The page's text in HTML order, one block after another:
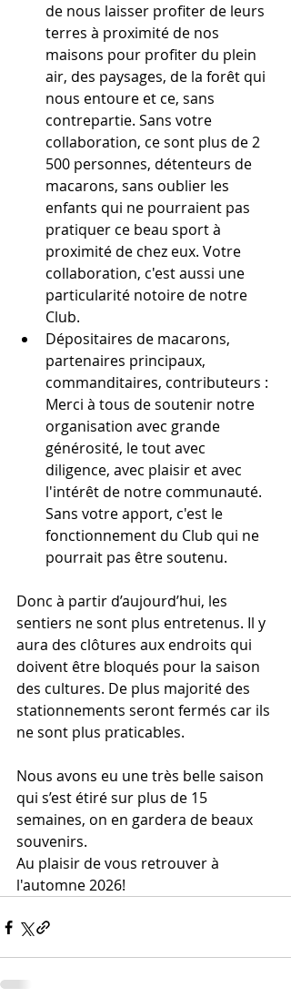
de nous laisser profiter de leurs
terres à proximité de nos
maisons pour profiter du plein
air, des paysages, de la forêt qui
nous entoure et ce, sans
contrepartie. Sans votre
collaboration, ce sont plus de 2
500 personnes, détenteurs de
macarons, sans oublier les
enfants qui ne pourraient pas
pratiquer ce beau sport à
proximité de chez eux. Votre
collaboration, c'est aussi une
particularité notoire de notre
Club.
Dépositaires de macarons,
partenaires principaux,
commanditaires, contributeurs :
Merci à tous de soutenir notre
organisation avec grande
générosité, le tout avec
diligence, avec plaisir et avec
l'intérêt de notre communauté.
Sans votre apport, c'est le
fonctionnement du Club qui ne
pourrait pas être soutenu.
Donc à partir d’aujourd’hui, les
sentiers ne sont plus entretenus. Il y
aura des clôtures aux endroits qui
doivent être bloqués pour la saison
des cultures. De plus majorité des
stationnements seront fermés car ils
ne sont plus praticables.
Nous avons eu une très belle saison
qui s’est étiré sur plus de 15
semaines, on en gardera de beaux
souvenirs.
Au plaisir de vous retrouver à
l'automne 2026!